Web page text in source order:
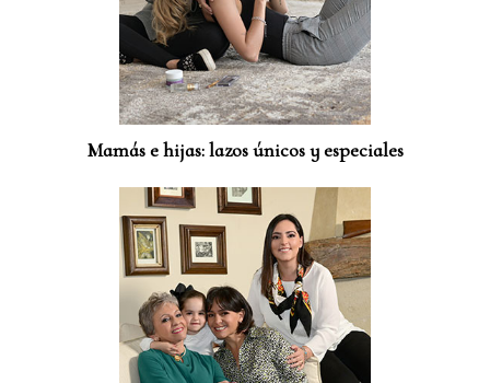
Mamás e hijas: lazos únicos y especiales